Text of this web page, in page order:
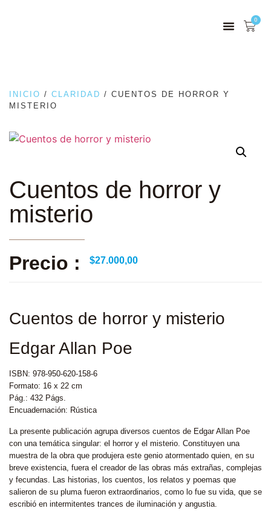
0
INICIO / CLARIDAD / CUENTOS DE HORROR Y
MISTERIO
Cuentos de horror y
misterio
Precio : $27.000,00
Cuentos de horror y misterio
Edgar Allan Poe
ISBN: 978-950-620-158-6
Formato: 16 x 22 cm
Pág.: 432 Págs.
Encuadernación: Rústica
La presente publicación agrupa diversos cuentos de Edgar Allan Poe
con una temática singular: el horror y el misterio. Constituyen una
muestra de la obra que produjera este genio atormentado quien, en su
breve existencia, fuera el creador de las obras más extrañas, complejas
y fecundas. Las historias, los cuentos, los relatos y poemas que
salieron de su pluma fueron extraordinarios, como lo fue su vida, que se
escribió en intermitentes trances de iluminación y angustia.